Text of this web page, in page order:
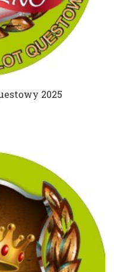
2025